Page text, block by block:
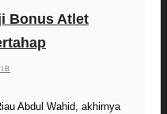
Bonus Atlet
Abdul Wahid, akhirnya